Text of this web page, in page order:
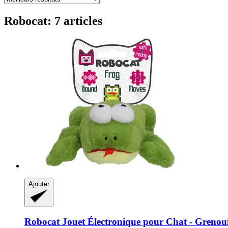
Robocat: 7 articles
Ajouter
RobocatJouet Électronique pour Chat -​